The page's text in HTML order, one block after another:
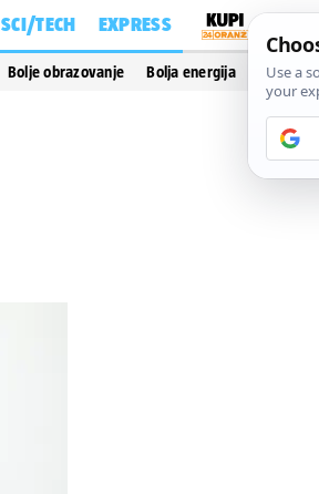
SCI/TECH EXPRESS
Bolje obrazovanje Bolja energija Vidi još…